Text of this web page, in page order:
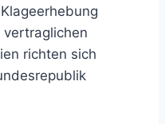
richten sich